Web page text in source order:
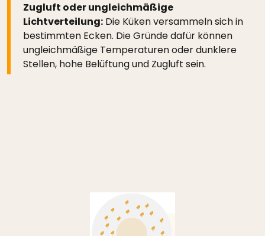
Zugluft oder ungleichmäßige
Lichtverteilung:Die Küken versammeln sich in
bestimmten Ecken. Die Gründe dafür können
ungleichmäßige Temperaturen oder dunklere
Stellen, hohe Belüftung und Zugluft sein.